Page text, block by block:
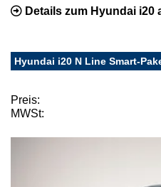
Details zum Hyundai i20
Hyundai i20 N Line Smart-
Preis:
MWSt: